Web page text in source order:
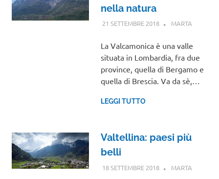
nella natura
21 SETTEMBRE 2018 MARTA
La Valcamonica è una valle
situata in Lombardia, fra due
province, quella di Bergamo e
quella di Brescia. Va da sè,…
LEGGI TUTTO
Valtellina: paesi più
belli
18 SETTEMBRE 2018 MARTA